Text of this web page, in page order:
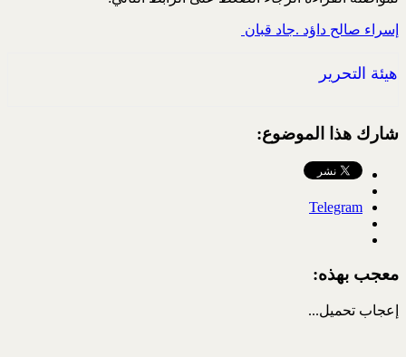
إسراء صالح داؤد .جاد قبان ‏
هيئة التحرير
شارك هذا الموضوع:
Telegram
معجب بهذه:
إعجاب تحميل...